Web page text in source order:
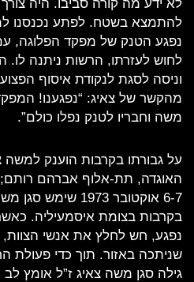
לא ידע מה קורה סביבו. היה
להתמצא בשטח. לפתע נכנסנו
נפגע הטנק של מפקד הפלוגה,
לחוש לעזרתו, הרשות ניתנה
וניסה לסגת לנקודת איסוף
מהקשר של צאיג: “נפגענו!
משה וחבריו לטנק נפלו כולם”.
על גבורתו בקרבות הוענק
האוגדה, תת-אלוף אברהם רותם;
6-7 אוקטובר 1973
בקרבות בצומת איסמעיליה.
נפגע, חש לחלץ את אנשי
שניתכה באזור. תוך כדי פעולת
גילה סגן משה צאיג ז”ל אומץ לב